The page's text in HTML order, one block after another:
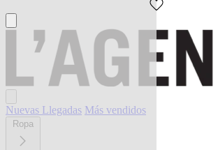
Nuevas Llegadas Más vendidos
Ropa